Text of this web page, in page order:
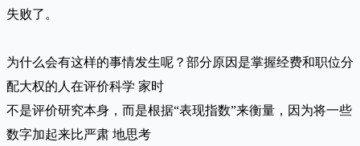
失败了。
为什么会有这样的事情发生呢？部分原因是掌握经费和职位分
配大权的人在评价科学 家时
不是评价研究本身，而是根据“表现指数”来衡量，因为将一些
数字加起来比严肃 地思考